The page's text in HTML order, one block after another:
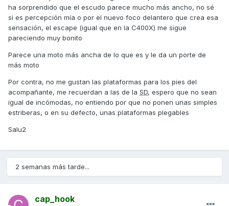
ha sorprendido que el escudo parece mucho más ancho, no sé
si es percepción mía o por el nuevo foco delantero que crea esa
sensación, el escape (igual que en la C400X) me sigue
pareciendo muy bonito
Parece una moto más ancha de lo que es y le da un porte de
más moto
Por contra, no me gustan las plataformas para los pies del
acompañante, me recuerdan a las de la SD, espero que no sean
igual de incómodas, no entiendo por que no ponen unas simples
estriberas, o en su defecto, unas plataformas plegables
Salu2
2 semanas más tarde...
cap_hook